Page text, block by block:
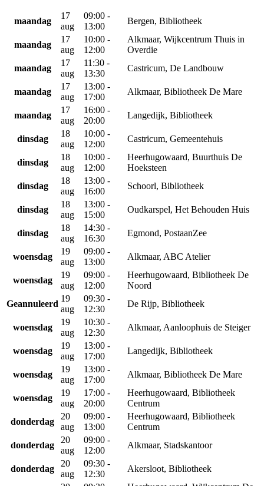
maandag
17
aug
09:00 -
13:00
Bergen, Bibliotheek
maandag
17
aug
10:00 -
12:00
Alkmaar, Wijkcentrum Thuis in
Overdie
maandag
17
aug
11:30 -
13:30
Castricum, De Landbouw
maandag
17
aug
13:00 -
17:00
Alkmaar, Bibliotheek De Mare
maandag
17
aug
16:00 -
20:00
Langedijk, Bibliotheek
dinsdag
18
aug
10:00 -
12:00
Castricum, Gemeentehuis
dinsdag
18
aug
10:00 -
12:00
Heerhugowaard, Buurthuis De
Hoeksteen
dinsdag
18
aug
13:00 -
16:00
Schoorl, Bibliotheek
dinsdag
18
aug
13:00 -
15:00
Oudkarspel, Het Behouden Huis
dinsdag
18
aug
14:30 -
16:30
Egmond, PostaanZee
woensdag
19
aug
09:00 -
13:00
Alkmaar, ABC Atelier
woensdag
19
aug
09:00 -
12:00
Heerhugowaard, Bibliotheek De
Noord
Geannuleerd
19
aug
09:30 -
12:30
De Rijp, Bibliotheek
woensdag
19
aug
10:30 -
12:30
Alkmaar, Aanloophuis de Steiger
woensdag
19
aug
13:00 -
17:00
Langedijk, Bibliotheek
woensdag
19
aug
13:00 -
17:00
Alkmaar, Bibliotheek De Mare
woensdag
19
aug
17:00 -
20:00
Heerhugowaard, Bibliotheek
Centrum
donderdag
20
aug
09:00 -
13:00
Heerhugowaard, Bibliotheek
Centrum
donderdag
20
aug
09:00 -
12:00
Alkmaar, Stadskantoor
donderdag
20
aug
09:30 -
12:30
Akersloot, Bibliotheek